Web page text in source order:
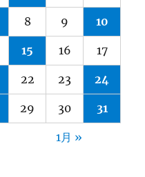
8 9 10
15 16 17
22 23 24
29 30 31
1月 »